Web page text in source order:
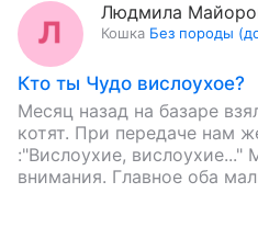
Людмила
Кошка Без породы
Кто ты Чудо вислоухое?
Месяц назад на базаре
котят. При передаче нам
:"Вислоухие, вислоухие..."
внимания. Главное оба